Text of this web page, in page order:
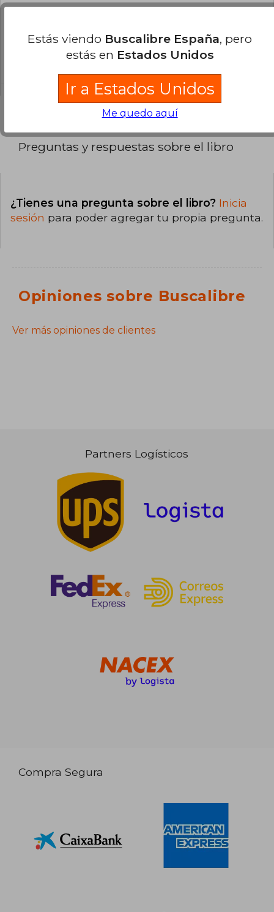
La encuadernación de esta edición es Tapa
Preguntas y respuestas sobre el libro
¿Tienes una pregunta sobre el libro? Inicia
sesión para poder agregar tu propia pregunta.
Opiniones sobre Buscalibre
Ver más opiniones de clientes
Partners Logísticos
Compra Segura
Estás viendo Buscalibre España, pero
estás en Estados Unidos
Ir a Estados Unidos
Me quedo aquí